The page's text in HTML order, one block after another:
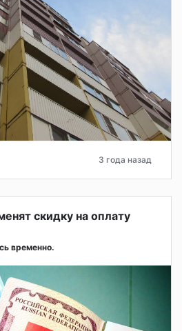
3 года назад
скидку на оплату
временно.